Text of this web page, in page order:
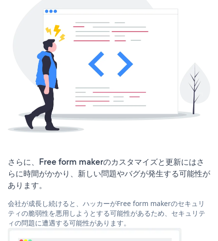
さらに、Free form makerのカスタマイズと更新にはさ
らに時間がかかり、新しい問題やバグが発生する可能性が
あります。
会社が成長し続けると、ハッカーがFree form makerのセキュリ
ティの脆弱性を悪用しようとする可能性があるため、セキュリテ
ィの問題に遭遇する可能性があります。